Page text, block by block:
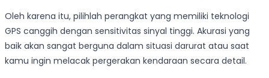
Oleh karena itu, pilihlah perangkat yang memiliki teknologi
GPS canggih dengan sensitivitas sinyal tinggi. Akurasi yang
baik akan sangat berguna dalam situasi darurat atau saat
kamu ingin melacak pergerakan kendaraan secara detail.